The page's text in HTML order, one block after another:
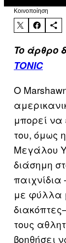
Kοινοποίηση
To άρθρο
TONIC
O
μπορεί να
του, όμως
Μεγάλου
διάσημη
με φύλλα
τους
βοηθήσει